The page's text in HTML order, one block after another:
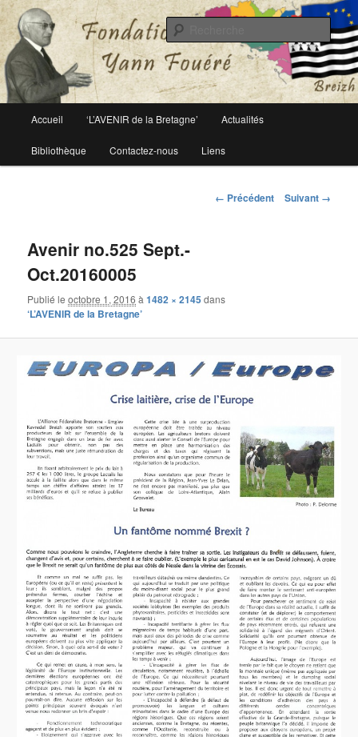
Fondation Yann Fouéré
Le site officiel de la fondation Yann Fouéré
principal
Aller
au
Accueil ‘L’AVENIR de la Bretagne’ Actualités
Bibliothèque Contactez-nous Liens
Navigation
← Précédent Suivant →
Avenir no.525 Sept.-
Oct.20160005
Publié leoctobre 1, 2016 à1482 × 2145 dans
‘L’AVENIR de la Bretagne’